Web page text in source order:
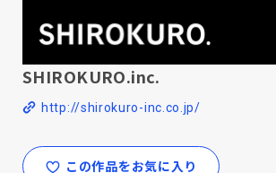
SHIROKURO.inc.
http://shirokuro-inc.co.jp/
この作品をお気に入り